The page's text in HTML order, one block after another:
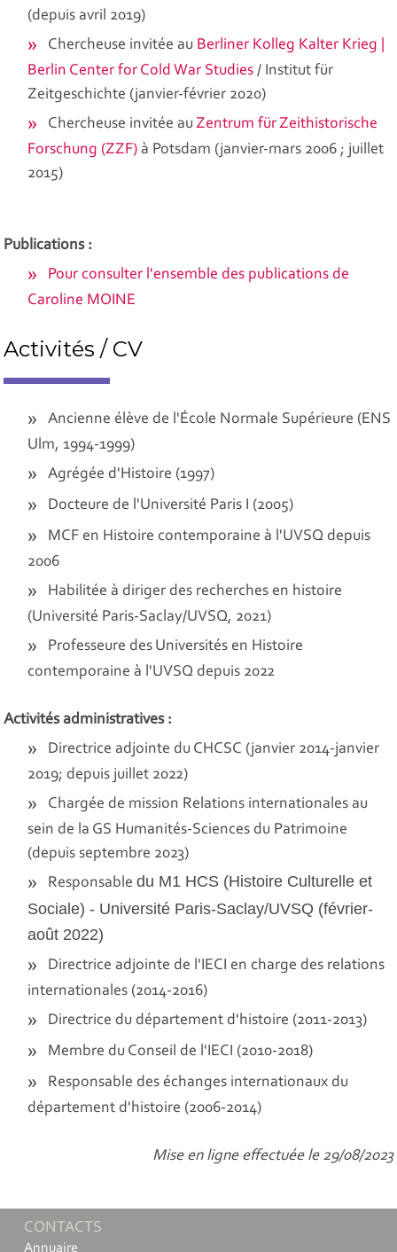
(depuis avril 2019)
Chercheuse invitée au Berliner Kolleg Kalter Krieg |
Berlin Center for Cold War Studies / Institut für
Zeitgeschichte (janvier-février 2020)
Chercheuse invitée auZentrum für Zeithistorische
Forschung (ZZF) à Potsdam (janvier-mars 2006 ; juillet
2015)
Publications :
Pour consulter l'ensemble des publications de
Caroline MOINE
Activités / CV
Ancienne élève de l'École Normale Supérieure (ENS
Ulm, 1994-1999)
Agrégée d'Histoire (1997)
Docteure de l'Université Paris I (2005)
MCF en Histoire contemporaine à l'UVSQ depuis
2006
Habilitée à diriger des recherches en histoire
(Université Paris-Saclay/UVSQ, 2021)
Professeure des Universités en Histoire
contemporaine à l'UVSQ depuis 2022
Activités administratives :
Directrice adjointe du CHCSC (janvier 2014-janvier
2019; depuis juillet 2022)
Chargée de mission Relations internationales au
sein de la GS Humanités-Sciences du Patrimoine
(depuis septembre 2023)
Responsabledu M1 HCS (Histoire Culturelle et
Sociale) - Université Paris-Saclay/UVSQ (février-
août 2022)
Directrice adjointe de l'IECI en charge des relations
internationales (2014-2016)
Directrice du département d'histoire (2011-2013)
Membre du Conseil de l'IECI (2010-2018)
Responsable des échanges internationaux du
département d'histoire (2006-2014)
Mise en ligne effectuée le 29/08/2023
CONTACTS
Annuaire